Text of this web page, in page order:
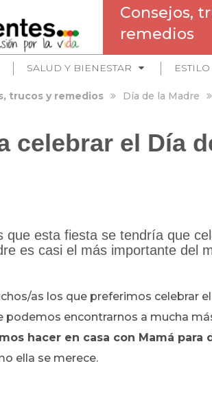
Consejos,
remedios
SALUD Y BIENESTAR
trucos y remedios Día de la Madre
celebrar el Día
que esta fiesta se tendría que
es casi el más importante del
as los que preferimos celebrar el
podemos encontrarnos a mucha
hacer en casa con Mamá
ella se merece.